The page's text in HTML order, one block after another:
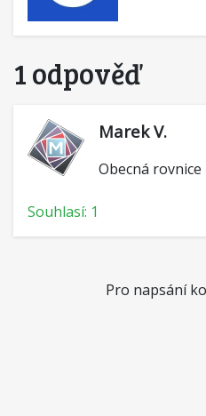
1 odpověď
Marek V.
Obecná
Souhlasí: 1
Pro napsání